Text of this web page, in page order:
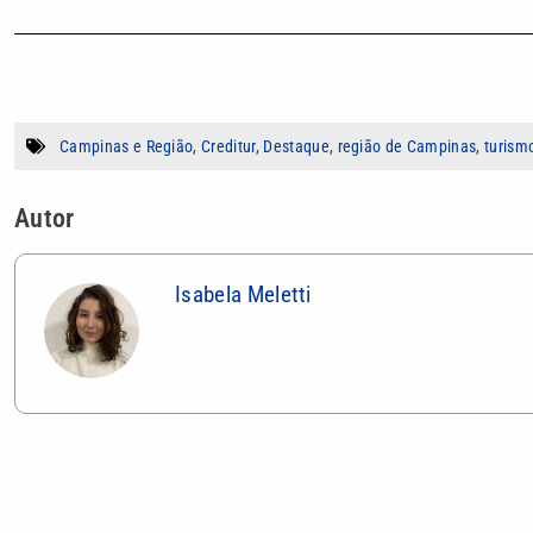
Campinas e Região,Creditur, Destaque, região de Campinas,
Autor
Isabela Meletti